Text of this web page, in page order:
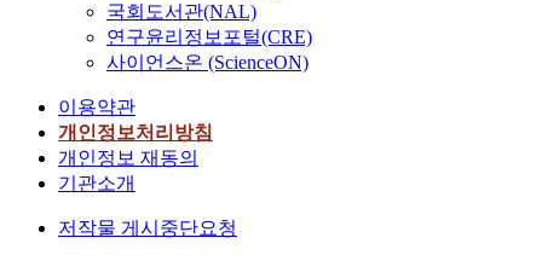
국회도서관(NAL)
연구윤리정보포털(CRE)
사이언스온 (ScienceON)
이용약관
개인정보처리방침
개인정보 재동의
기관소개
저작물 게시중단요청